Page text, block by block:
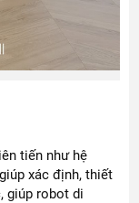
tiến như hệ
xác định, thiết
giúp robot di